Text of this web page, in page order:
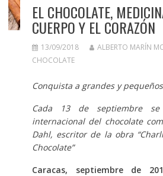
EL CHOCOLATE,
CUERPO Y EL CORAZÓN
13/09/2018 ALBERTO MARÍN
CHOCOLATE
Conquista a grandes y pequeños
Cada 13 de septiembre
internacional del chocolate
Dahl, escritor de la obra
Chocolate”
Caracas, septiembre de